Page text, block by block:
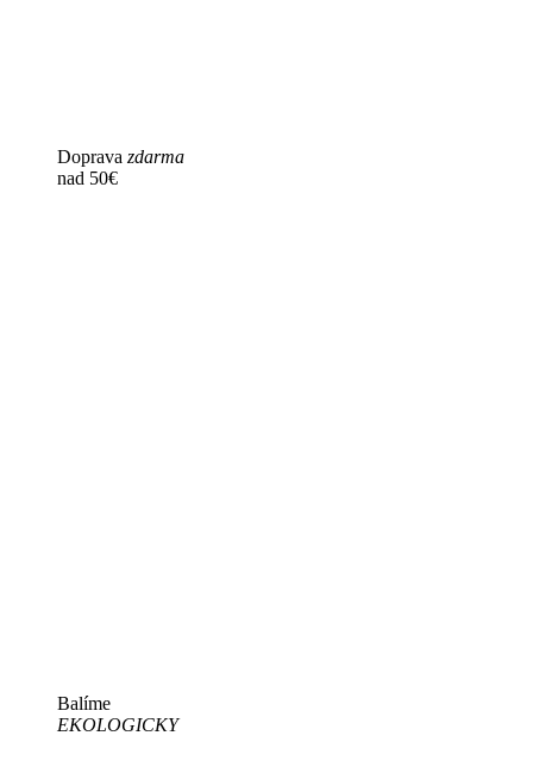
Doprava zdarma
nad 50€
Balíme
EKOLOGICKY